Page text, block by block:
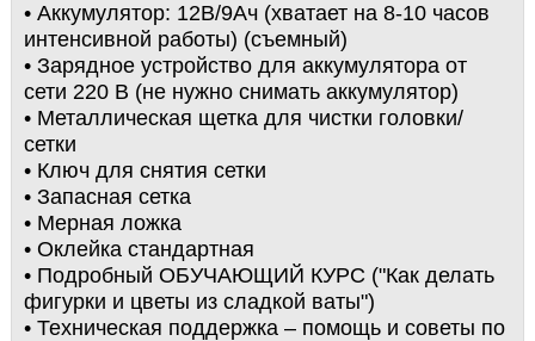
• Аккумулятор: 12В/9Ач (хватает на 8-10 часов
интенсивной работы) (съемный)
• Зарядное устройство для аккумулятора от
сети 220 В (не нужно снимать аккумулятор)
• Металлическая щетка для чистки головки/
сетки
• Ключ для снятия сетки
• Запасная сетка
• Мерная ложка
• Оклейка стандартная
• Подробный ОБУЧАЮЩИЙ КУРС ("Как делать
фигурки и цветы из сладкой ваты")
• Техническая поддержка – помощь и советы по